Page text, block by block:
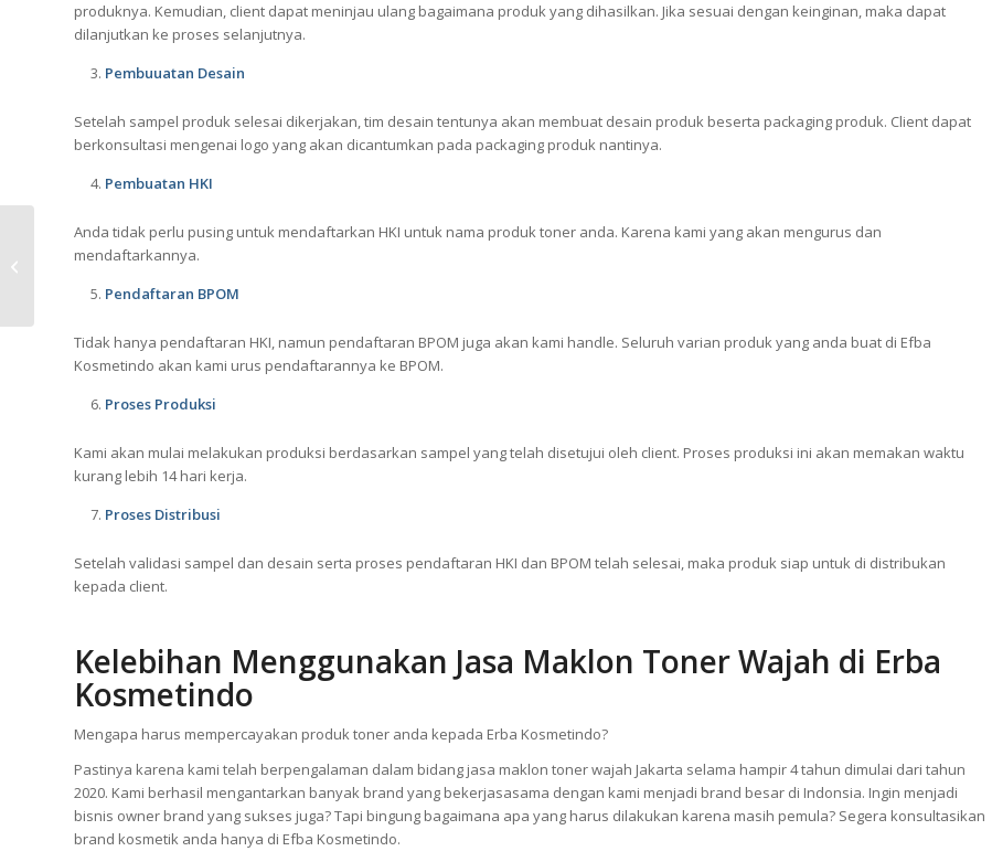
produknya. Kemudian, client dapat meninjau ulang bagaimana produk yang dihasilkan. Jika sesuai dengan keinginan, maka dapat
dilanjutkan ke proses selanjutnya.
Pembuuatan Desain
Setelah sampel produk selesai dikerjakan, tim desain tentunya akan membuat desain produk beserta packaging produk. Client dapat
berkonsultasi mengenai logo yang akan dicantumkan pada packaging produk nantinya.
Pembuatan HKI
Anda tidak perlu pusing untuk mendaftarkan HKI untuk nama produk toner anda. Karena kami yang akan mengurus dan
mendaftarkannya.
Pendaftaran BPOM
Tidak hanya pendaftaran HKI, namun pendaftaran BPOM juga akan kami handle. Seluruh varian produk yang anda buat di Efba
Kosmetindo akan kami urus pendaftarannya ke BPOM.
Proses Produksi
Kami akan mulai melakukan produksi berdasarkan sampel yang telah disetujui oleh client. Proses produksi ini akan memakan waktu
kurang lebih 14 hari kerja.
Proses Distribusi
Setelah validasi sampel dan desain serta proses pendaftaran HKI dan BPOM telah selesai, maka produk siap untuk di distribukan
kepada client.
Kelebihan Menggunakan Jasa Maklon Toner Wajah di Erba
Kosmetindo
Mengapa harus mempercayakan produk toner anda kepada Erba Kosmetindo?
Pastinya karena kami telah berpengalaman dalam bidang jasa maklon toner wajah Jakarta selama hampir 4 tahun dimulai dari tahun
2020. Kami berhasil mengantarkan banyak brand yang bekerjasasama dengan kami menjadi brand besar di Indonsia. Ingin menjadi
bisnis owner brand yang sukses juga? Tapi bingung bagaimana apa yang harus dilakukan karena masih pemula? Segera konsultasikan
brand kosmetik anda hanya di Efba Kosmetindo.
Jasa Maklon Night